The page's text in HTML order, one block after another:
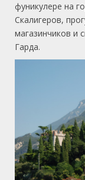
фуникулере на
Скалигеров,
магазинчиков и
Гарда.